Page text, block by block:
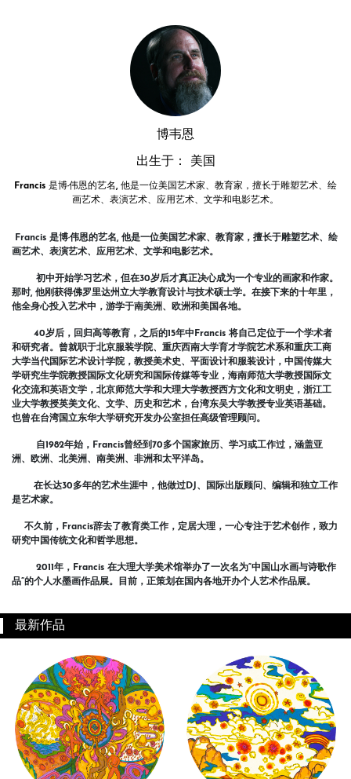
博韦恩
出生于： 美国
Francis 是博·伟恩的艺名, 他是一位美国艺术家、教育家，擅长于雕塑艺术、绘
画艺术、表演艺术、应用艺术、文学和电影艺术。
Francis 是博·伟恩的艺名, 他是一位美国艺术家、教育家， 擅长于雕塑艺术、绘
画艺术、表演艺术、应用艺术、文学和电影艺术。
初中开始学习艺术，但在30岁后才真正决心成为一个专业的画家和作家。
那时, 他刚获得佛罗里达州立大学教育设计与技术硕士学。在接下来的十年里，
他全身心投入艺术中，游学于南美洲、欧洲和美国各地。
40岁后，回归高等教育，之后的15年中 Francis将自己定位于一个学术者
和研究者。曾就职于北京服装学院、重庆西南大学育才学院艺术系和重庆工商
大学当代国际艺术设计学院，教授美术史、平面设计和服装设计，中国传媒大
学研究生学院教授国际文化研究和国际传媒等专业，海南师范大学教授国际文
化交流和英语文学，北京师范大学和大理大学教授西方文化和文明史，浙江工
业大学教授英美文化、文学、历史和艺术，台湾东吴大学教授专业英语基础。
也曾在台湾国立东华大学研究开发办公室担任高级管理顾问。
自1982年始， Francis曾经到70多个国家旅历、学习或工作过，涵盖亚
洲、欧洲、北美洲、南美洲、非洲和太平洋岛。
在长达30多年的艺术生涯中，他做过DJ、国际出版顾问、编辑和独立工作
是艺术家。
不久前， Francis辞去了教育类工作，定居大理，一心专注于艺术创作，致力
研究中国传统文化和哲学思想。
2011年， Francis 在大理大学美术馆举办了一次名为“中国山水画与诗歌作
品”的个人水墨画作品展。目前，正策划在国内各地开办个人艺术作品展。
最新作品